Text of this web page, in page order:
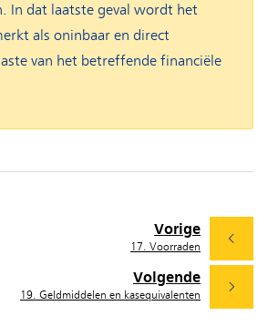
In dat laatste geval wordt het
als oninbaar en direct
van het betreffende financiële
Volgende
19. Geldmiddelen en kasequivalenten
Vorige
17. Voorraden